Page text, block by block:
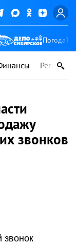
Погода
Регионы
звонков
звонок